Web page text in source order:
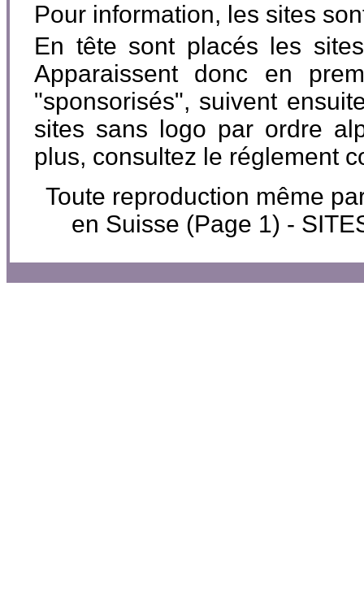
Pour information, les sites
En tête sont placés les
Apparaissent donc en
"sponsorisés", suivent
sites sans logo par ordre
plus, consultez le réglement
Toute reproduction même
en Suisse (Page 1) -